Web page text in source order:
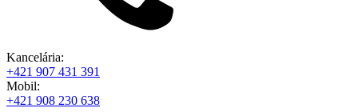
Kancelária:
+421 907 431 391
Mobil:
+421 908 230 638